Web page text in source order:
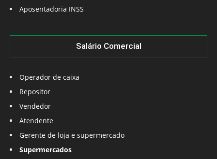
Aposentadoria INSS
Salário Comercial
Operador de caixa
Repositor
Vendedor
Atendente
Gerente de loja e supermercado
Supermercados